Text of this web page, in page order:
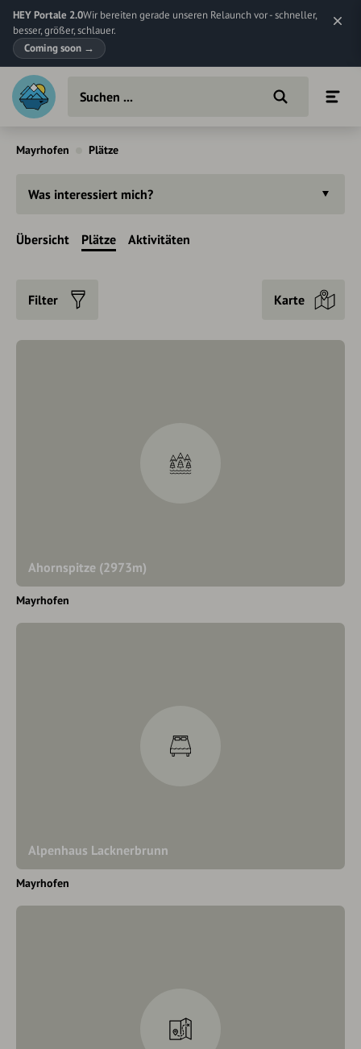
HEY Portale 2.0Wir bereiten gerade unseren Relaunch vor - schneller,
besser, größer, schlauer.
Coming soon →
Mayrhofen Plätze
Was interessiert mich?
Übersicht Plätze Aktivitäten
Filter Karte
Ahornspitze (2973m)
Mayrhofen
Alpenhaus Lacknerbrunn
Mayrhofen